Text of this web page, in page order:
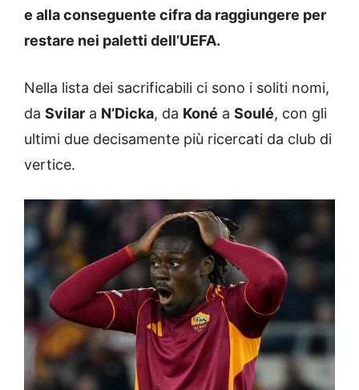
e alla conseguente cifra da raggiungere per
restare nei paletti dell’UEFA.
Nella lista dei sacrificabili ci sono i soliti nomi,
da Svilar a N’Dicka, da Koné a Soulé, con gli
ultimi due decisamente più ricercati da club di
vertice.